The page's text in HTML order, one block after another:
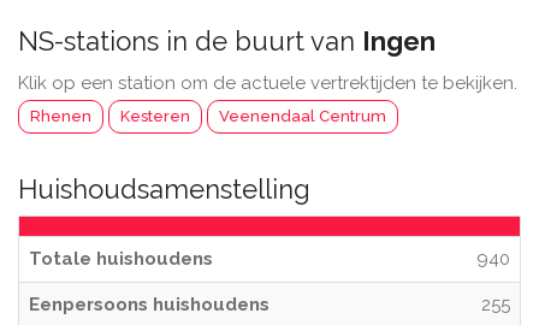
NS-stations in de buurt van Ingen
Klik op een station om de actuele vertrektijden te bekijken.
Rhenen Kesteren Veenendaal Centrum
Huishoudsamenstelling
Totale huishoudens 940
Eenpersoons huishoudens 255